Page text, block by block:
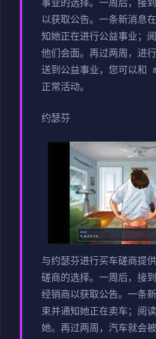
事业的选择。一周后，接
以获取公告。一条新消息
知她正在进行公益事业；
他们会面。再过两周，进
送到公益事业，您可以和
正常活动。
约瑟芬
与约瑟芬进行买车磋商提
磋商的选择。一周后，接
经销商以获取公告。一条
束并通知她正在卖车；阅
她。再过两周，汽车就会